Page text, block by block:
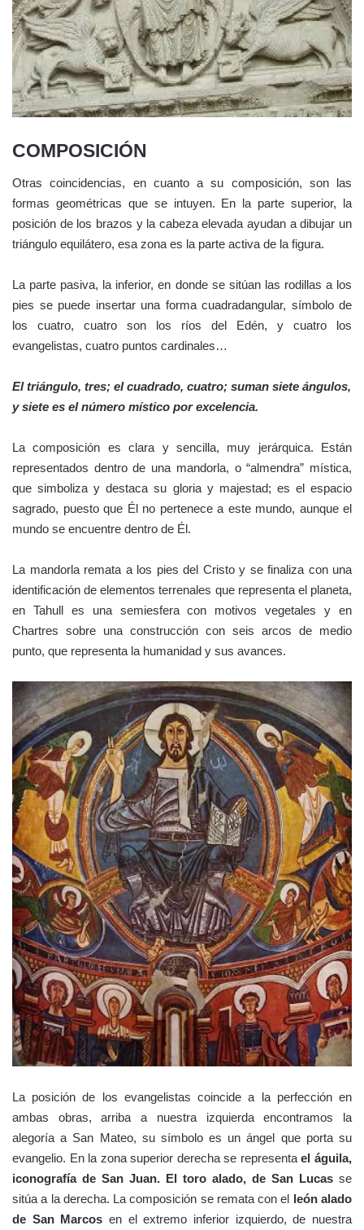
COMPOSICIÓN
Otras coincidencias, en cuanto a su composición, son las
formas geométricas que se intuyen. En la parte superior, la
posición de los brazos y la cabeza elevada ayudan a dibujar un
triángulo equilátero, esa zona es la parte activa de la figura.
La parte pasiva, la inferior, en donde se sitúan las rodillas a los
pies se puede insertar una forma cuadradangular, símbolo de
los cuatro, cuatro son los ríos del Edén, y cuatro los
evangelistas, cuatro puntos cardinales…
El triángulo, tres; el cuadrado, cuatro; suman siete ángulos,
y siete es el número místico por excelencia.
La composición es clara y sencilla, muy jerárquica. Están
representados dentro de una mandorla, o “almendra” mística,
que simboliza y destaca su gloria y majestad; es el espacio
sagrado, puesto que Él no pertenece a este mundo, aunque el
mundo se encuentre dentro de Él.
La mandorla remata a los pies del Cristo y se finaliza con una
identificación de elementos terrenales que representa el planeta,
en Tahull es una semiesfera con motivos vegetales y en
Chartres sobre una construcción con seis arcos de medio
punto, que representa la humanidad y sus avances.
La posición de los evangelistas coincide a la perfección en
ambas obras, arriba a nuestra izquierda encontramos la
alegoría a San Mateo, su símbolo es un ángel que porta su
evangelio. En la zona superior derecha se representael águila,
iconografía de San Juan. El toro alado, de San Lucas se
sitúa a la derecha. La composición se remata con el león alado
de San Marcos en el extremo inferior izquierdo, de nuestra